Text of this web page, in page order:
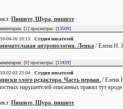
Пишите, Шура, пишите
[1] просмотры: [13509]
04-16 10:13
Студия писателей
антропология. Ленка / Елена Н.
[0] просмотры: [13439]
02-03 23:04
Студия писателей
злого редактора. Часть первая. / Елена
нарушителей описанных правил тут
Пишите, Шура, пишите